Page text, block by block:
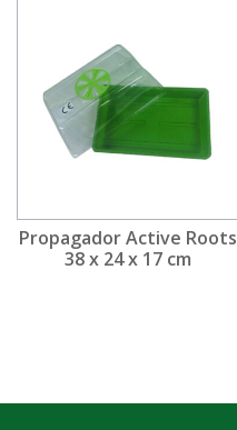
Propagador Active Roots
38 x 24 x 17 cm